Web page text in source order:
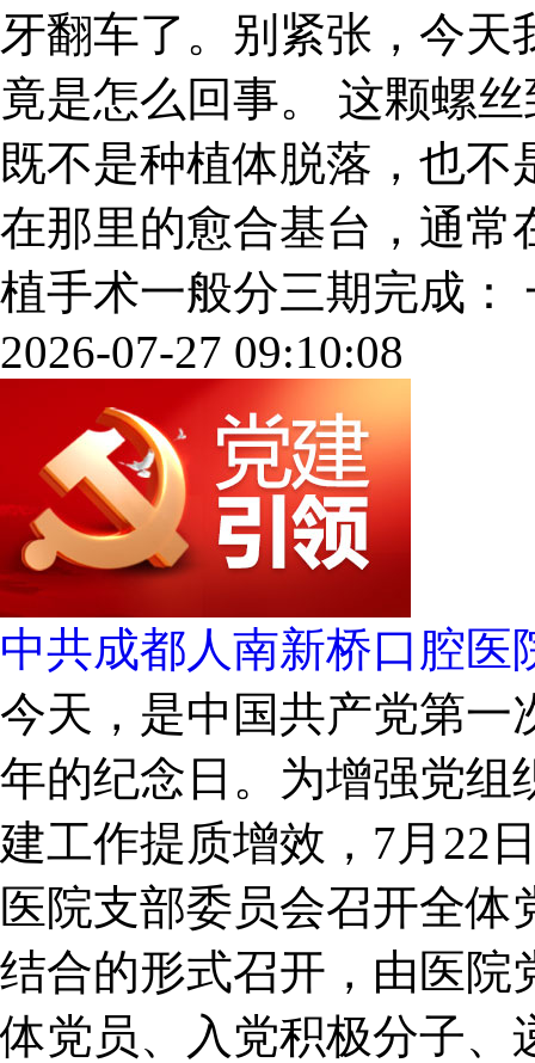
牙翻车了。别紧张，今
竟是怎么回事。 这颗螺
既不是种植体脱落，也
在那里的愈合基台，通常
植手术一般分三期完成：
2026-07-27 09:10:08
中共成都人南新桥口腔
今天，是中国共产党第一
年的纪念日。为增强党组
建工作提质增效，7月22
医院支部委员会召开全
结合的形式召开，由医院
体党员、入党积极分子、